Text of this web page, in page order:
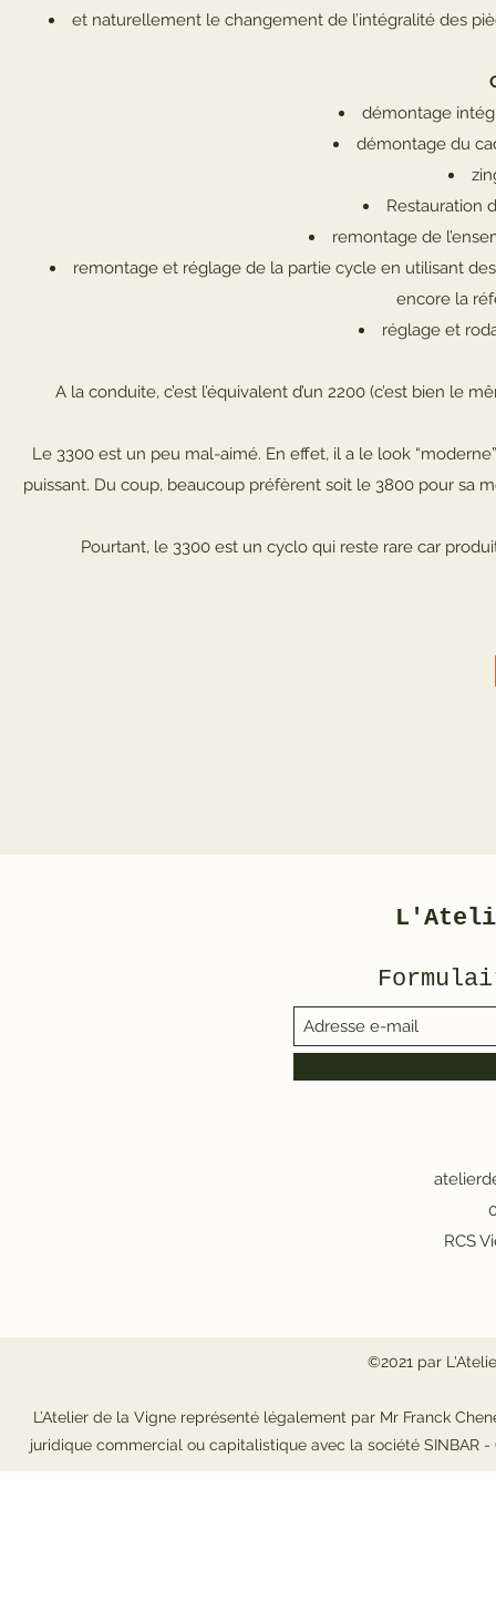
et naturellement le changement de l’intégralité des
démontage
démontage du
Restauration
remontage de
remontage et réglage de la partie cycle en utilisant
encore la
réglage et
A la conduite, c’est l’équivalent d’un 2200 (c’est bien
Le 3300 est un peu mal-aimé. En effet, il a le look
puissant. Du coup, beaucoup préfèrent soit le 3800 pour sa
Pourtant, le 3300 est un cyclo qui reste rare car
RCS
©2021 par
L’Atelier de la Vigne représenté légalement par Mr Franck
juridique commercial ou capitalistique avec la société SINBAR